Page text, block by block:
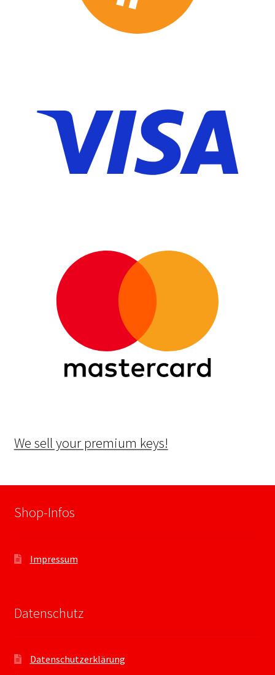
We sell your premium keys!
Shop-Infos
Impressum
Datenschutz
Datenschutzerklärung